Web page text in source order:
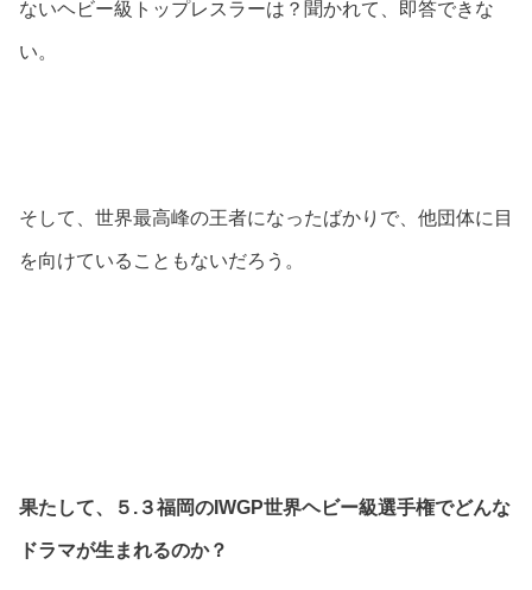
ないヘビー級トップレスラーは？聞かれて、即答できな
い。
そして、世界最高峰の王者になったばかりで、他団体に目
を向けていることもないだろう。
果たして、５.３福岡のIWGP世界ヘビー級選手権でどんな
ドラマが生まれるのか？